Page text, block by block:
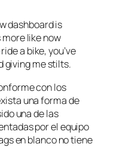
dashboard is
more like now
a bike, you’ve
giving me stilts.
con los
una forma de
una de las
por el equipo
en blanco no tiene